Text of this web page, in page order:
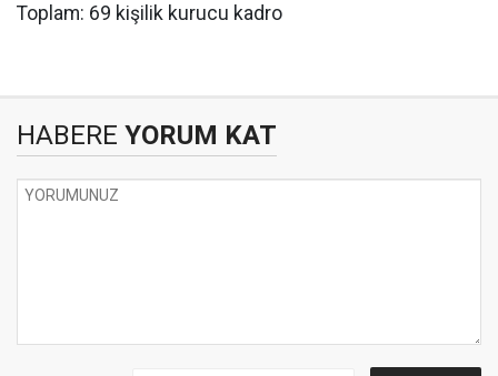
Toplam: 69 kişilik kurucu kadro
HABERE YORUM KAT